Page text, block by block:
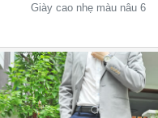
Giày cao nhẹ màu nâu 6